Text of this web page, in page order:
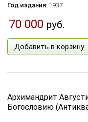
Год издания: 1937
70 000 руб.
Добавить в корзину
Архимандрит
Богословию